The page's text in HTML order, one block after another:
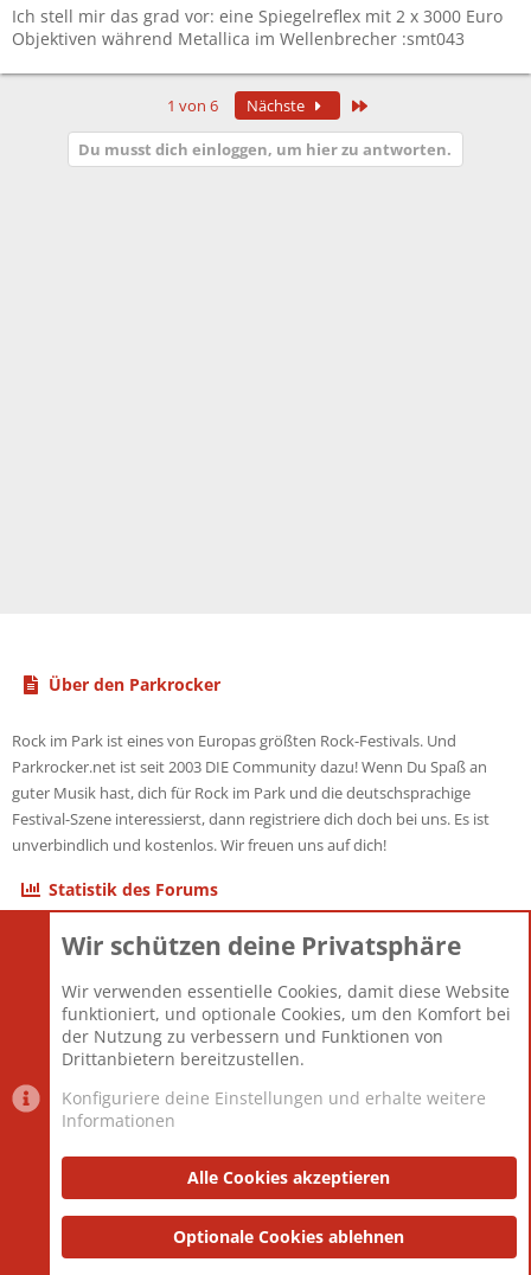
Ich stell mir das grad vor: eine Spiegelreflex mit 2 x 3000 Euro
Objektiven während Metallica im Wellenbrecher :smt043
1 von 6 Nächste
Du musst dich einloggen, um hier zu antworten.
Über den Parkrocker
Rock im Park ist eines von Europas größten Rock-Festivals. Und
Parkrocker.net ist seit 2003 DIE Community dazu! Wenn Du Spaß an
guter Musik hast, dich für Rock im Park und die deutschsprachige
Festival-Szene interessierst, dann registriere dich doch bei uns. Es ist
unverbindlich und kostenlos. Wir freuen uns auf dich!
Statistik des Forums
Themen
Mitglieder
12.427
Neuestes Mitglied
Berlin
Datenschutzerklärung Impressum
Community platform by XenForo® © 2010-2025 XenForo Ltd.
and add-ons by ThemeHouse
Wir schützen deine Privatsphäre
Wir verwenden essentielle Cookies, damit diese Website
funktioniert, und optionale Cookies, um den Komfort bei
der Nutzung zu verbessern und Funktionen von
Drittanbietern bereitzustellen.
Konfiguriere deine Einstellungen und erhalte weitere
Informationen
Alle Cookies akzeptieren
Optionale Cookies ablehnen